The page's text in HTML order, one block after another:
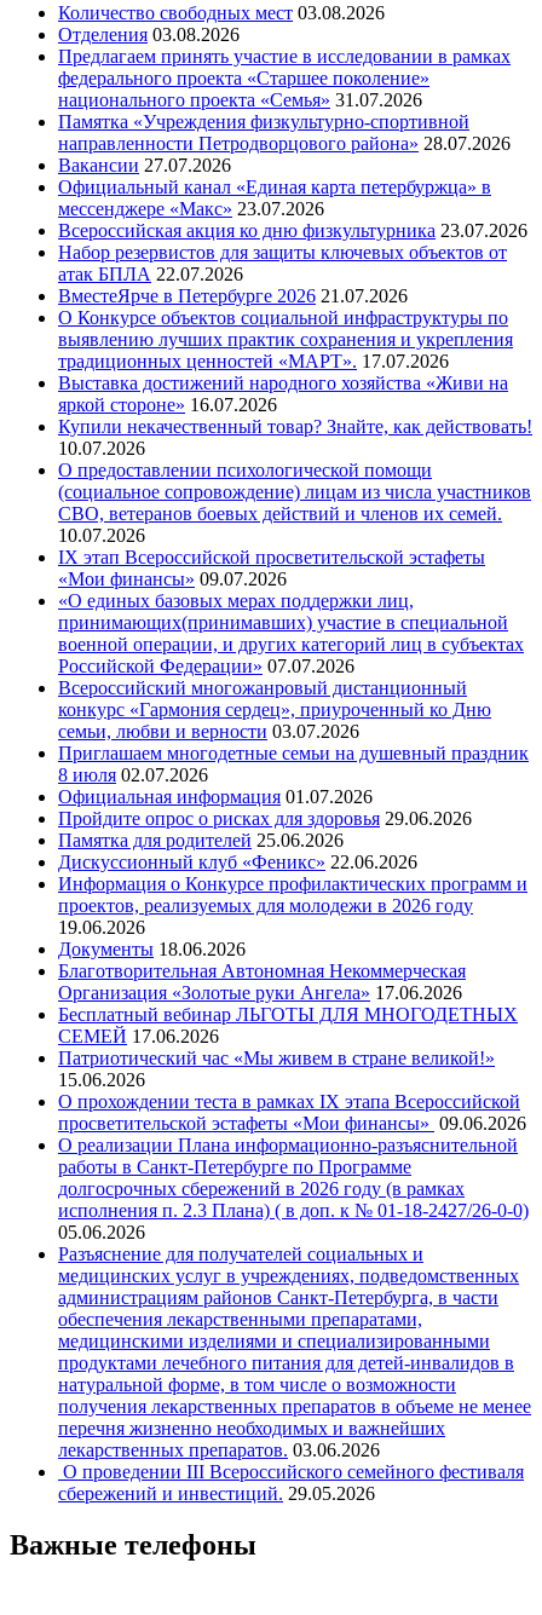
Количество свободных мест 03.08.2026
Отделения 03.08.2026
Предлагаем принять участие в исследовании в рамках
федерального проекта «Старшее поколение»
национального проекта «Семья» 31.07.2026
Памятка «Учреждения физкультурно-спортивной
направленности Петродворцового района» 28.07.2026
Вакансии 27.07.2026
Официальный канал «Единая карта петербуржца» в
мессенджере «Макс» 23.07.2026
Всероссийская акция ко дню физкультурника 23.07.2026
Набор резервистов для защиты ключевых объектов от
атак БПЛА 22.07.2026
ВместеЯрче в Петербурге 2026 21.07.2026
О Конкурсе объектов социальной инфраструктуры по
выявлению лучших практик сохранения и укрепления
традиционных ценностей «МАРТ». 17.07.2026
Выставка достижений народного хозяйства «Живи на
яркой стороне» 16.07.2026
Купили некачественный товар? Знайте, как действовать!
10.07.2026
О предоставлении психологической помощи
(социальное сопровождение) лицам из числа участников
СВО, ветеранов боевых действий и членов их семей.
10.07.2026
IX этап Всероссийской просветительской эстафеты
«Мои финансы» 09.07.2026
«О единых базовых мерах поддержки лиц,
принимающих(принимавших) участие в специальной
военной операции, и других категорий лиц в субъектах
Российской Федерации» 07.07.2026
Всероссийский многожанровый дистанционный
конкурс «Гармония сердец», приуроченный ко Дню
семьи, любви и верности 03.07.2026
Приглашаем многодетные семьи на душевный праздник
8 июля 02.07.2026
Официальная информация 01.07.2026
Пройдите опрос о рисках для здоровья 29.06.2026
Памятка для родителей 25.06.2026
Дискуссионный клуб «Феникс» 22.06.2026
Информация о Конкурсе профилактических программ и
проектов, реализуемых для молодежи в 2026 году
19.06.2026
Документы 18.06.2026
Благотворительная Автономная Некоммерческая
Организация «Золотые руки Ангела» 17.06.2026
Бесплатный вебинар ЛЬГОТЫ ДЛЯ МНОГОДЕТНЫХ
СЕМЕЙ 17.06.2026
Патриотический час «Мы живем в стране великой!»
15.06.2026
О прохождении теста в рамках IX этапа Всероссийской
просветительской эстафеты «Мои финансы» 09.06.2026
О реализации Плана информационно-разъяснительной
работы в Санкт-Петербурге по Программе
долгосрочных сбережений в 2026 году (в рамках
исполнения п. 2.3 Плана) ( в доп. к № 01-18-2427/26-0-0)
05.06.2026
Разъяснение для получателей социальных и
медицинских услуг в учреждениях, подведомственных
администрациям районов Санкт-Петербурга, в части
обеспечения лекарственными препаратами,
медицинскими изделиями и специализированными
продуктами лечебного питания для детей-инвалидов в
натуральной форме, в том числе о возможности
получения лекарственных препаратов в объеме не менее
перечня жизненно необходимых и важнейших
лекарственных препаратов. 03.06.2026
О проведении III Всероссийского семейного фестиваля
сбережений и инвестиций. 29.05.2026
Важные телефоны